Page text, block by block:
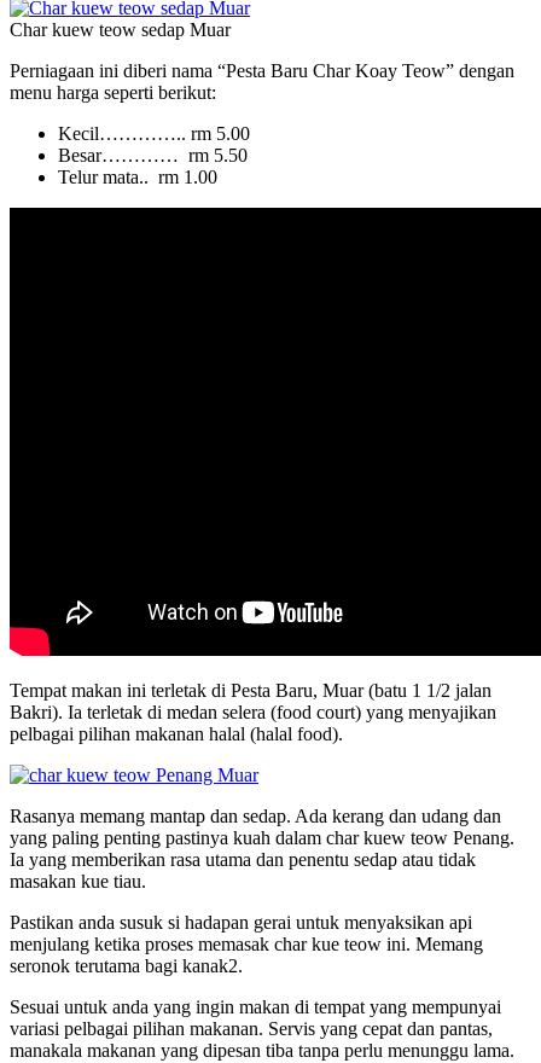
Char kuew teow sedap Muar
Perniagaan ini diberi nama “Pesta Baru Char Koay Teow” dengan
menu harga seperti berikut:
Kecil………….. rm 5.00
Besar………… rm 5.50
Telur mata.. rm 1.00
Tempat makan ini terletak di Pesta Baru, Muar (batu 1 1/2 jalan
Bakri). Ia terletak di medan selera (food court) yang menyajikan
pelbagai pilihan makanan halal (halal food).
Rasanya memang mantap dan sedap. Ada kerang dan udang dan
yang paling penting pastinya kuah dalam char kuew teow Penang.
Ia yang memberikan rasa utama dan penentu sedap atau tidak
masakan kue tiau.
Pastikan anda susuk si hadapan gerai untuk menyaksikan api
menjulang ketika proses memasak char kue teow ini. Memang
seronok terutama bagi kanak2.
Sesuai untuk anda yang ingin makan di tempat yang mempunyai
variasi pelbagai pilihan makanan. Servis yang cepat dan pantas,
manakala makanan yang dipesan tiba tanpa perlu menunggu lama.